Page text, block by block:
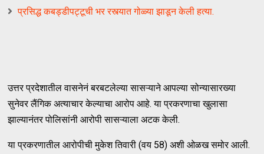
प्रसिद्ध कबड्डीपट्टूची भर रस्त्यात गोळ्या झाडून केली हत्या.
उत्तर प्रदेशातील वासनेनं बरबटलेल्या सासऱ्याने आपल्या सोन्यासारख्या
सुनेवर लैंगिक अत्याचार केल्याचा आरोप आहे. या प्रकरणाचा खुलासा
झाल्यानंतर पोलिसांनी आरोपी सासऱ्याला अटक केली.
या प्रकरणातील आरोपीची मुकेश तिवारी (वय 58) अशी ओळख समोर आली.